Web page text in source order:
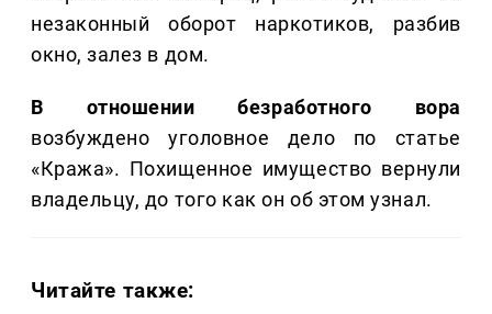
незаконный оборот наркотиков, разбив
окно, залез в дом.
В отношении безработного вора
возбуждено уголовное дело по статье
«Кража». Похищенное имущество вернули
владельцу, до того как он об этом узнал.
Читайте также: